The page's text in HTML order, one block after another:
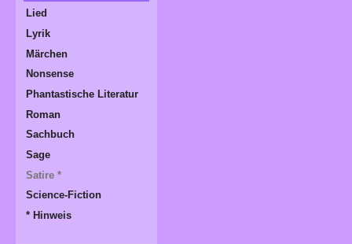
Lied
Lyrik
Märchen
Nonsense
Phantastische Literatur
Roman
Sachbuch
Sage
Satire *
Science-Fiction
* Hinweis